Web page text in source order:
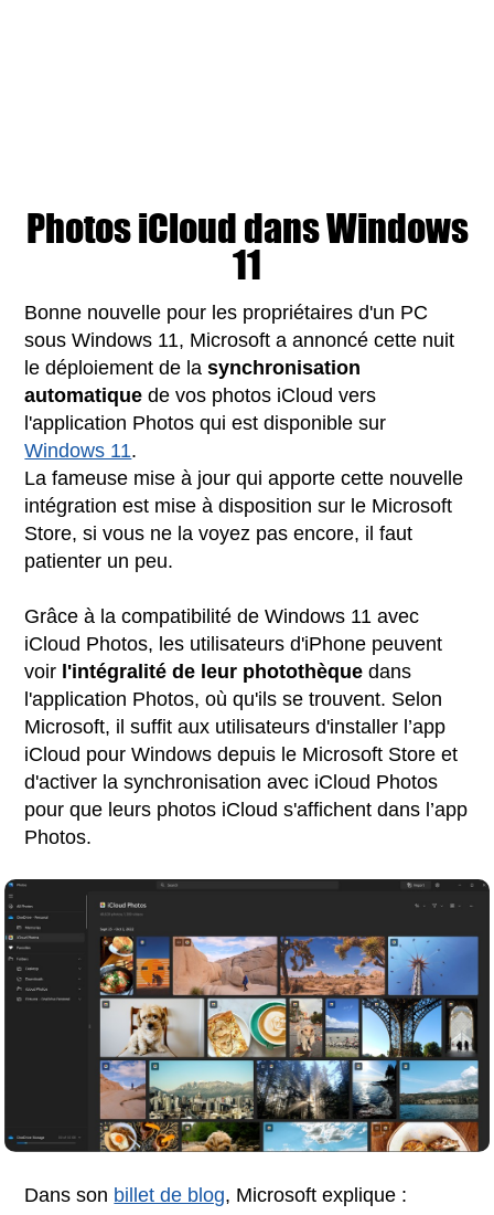
Photos iCloud dans Windows
11
Bonne nouvelle pour les propriétaires d'un PC
sous Windows 11, Microsoft a annoncé cette nuit
le déploiement de lasynchronisation
automatique de vos photos iCloud vers
l'application Photos qui est disponible sur
Windows 11.
La fameuse mise à jour qui apporte cette nouvelle
intégration est mise à disposition sur le Microsoft
Store, si vous ne la voyez pas encore, il faut
patienter un peu.
Grâce à la compatibilité de Windows 11 avec
iCloud Photos, les utilisateurs d'iPhone peuvent
voir l'intégralité de leur photothèque dans
l'application Photos, où qu'ils se trouvent. Selon
Microsoft, il suffit aux utilisateurs d'installer l’app
iCloud pour Windows depuis le Microsoft Store et
d'activer la synchronisation avec iCloud Photos
pour que leurs photos iCloud s'affichent dans l’app
Photos.
Dans son billet de blog, Microsoft explique :